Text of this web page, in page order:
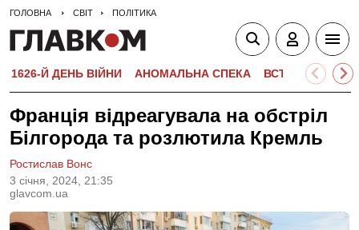
ГОЛОВНА СВІТ ПОЛІТИКА
1626-Й ДЕНЬ ВІЙНИ АНОМАЛЬНА СПЕКА ВСТУПНА
Франція відреагувала на обстріл
Білгорода та розлютила Кремль
3 сiчня, 2024, 21:35
glavcom.ua
Ростислав Вонс